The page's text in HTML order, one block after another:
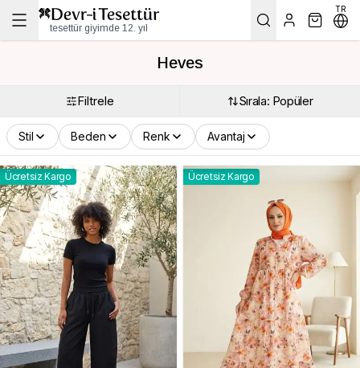
tesettür giyimde 12. yıl
TR
Heves
Filtrele Sırala: Popüler
Stil Beden Renk Avantaj
Ücretsiz Kargo Ücretsiz Kargo